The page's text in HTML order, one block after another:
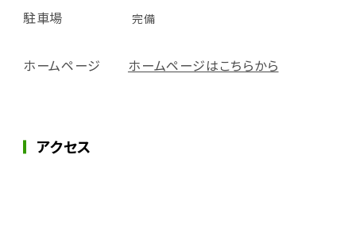
駐車場 完備
ホームページ ホームページはこちらから
アクセス